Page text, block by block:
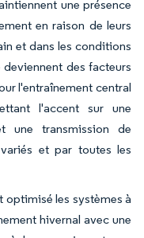
une présence
en raison de leurs
et dans les conditions
des facteurs
l'entraînement central
l'accent sur une
une transmission de
et par toutes les
optimisé les systèmes à
hivernal avec une